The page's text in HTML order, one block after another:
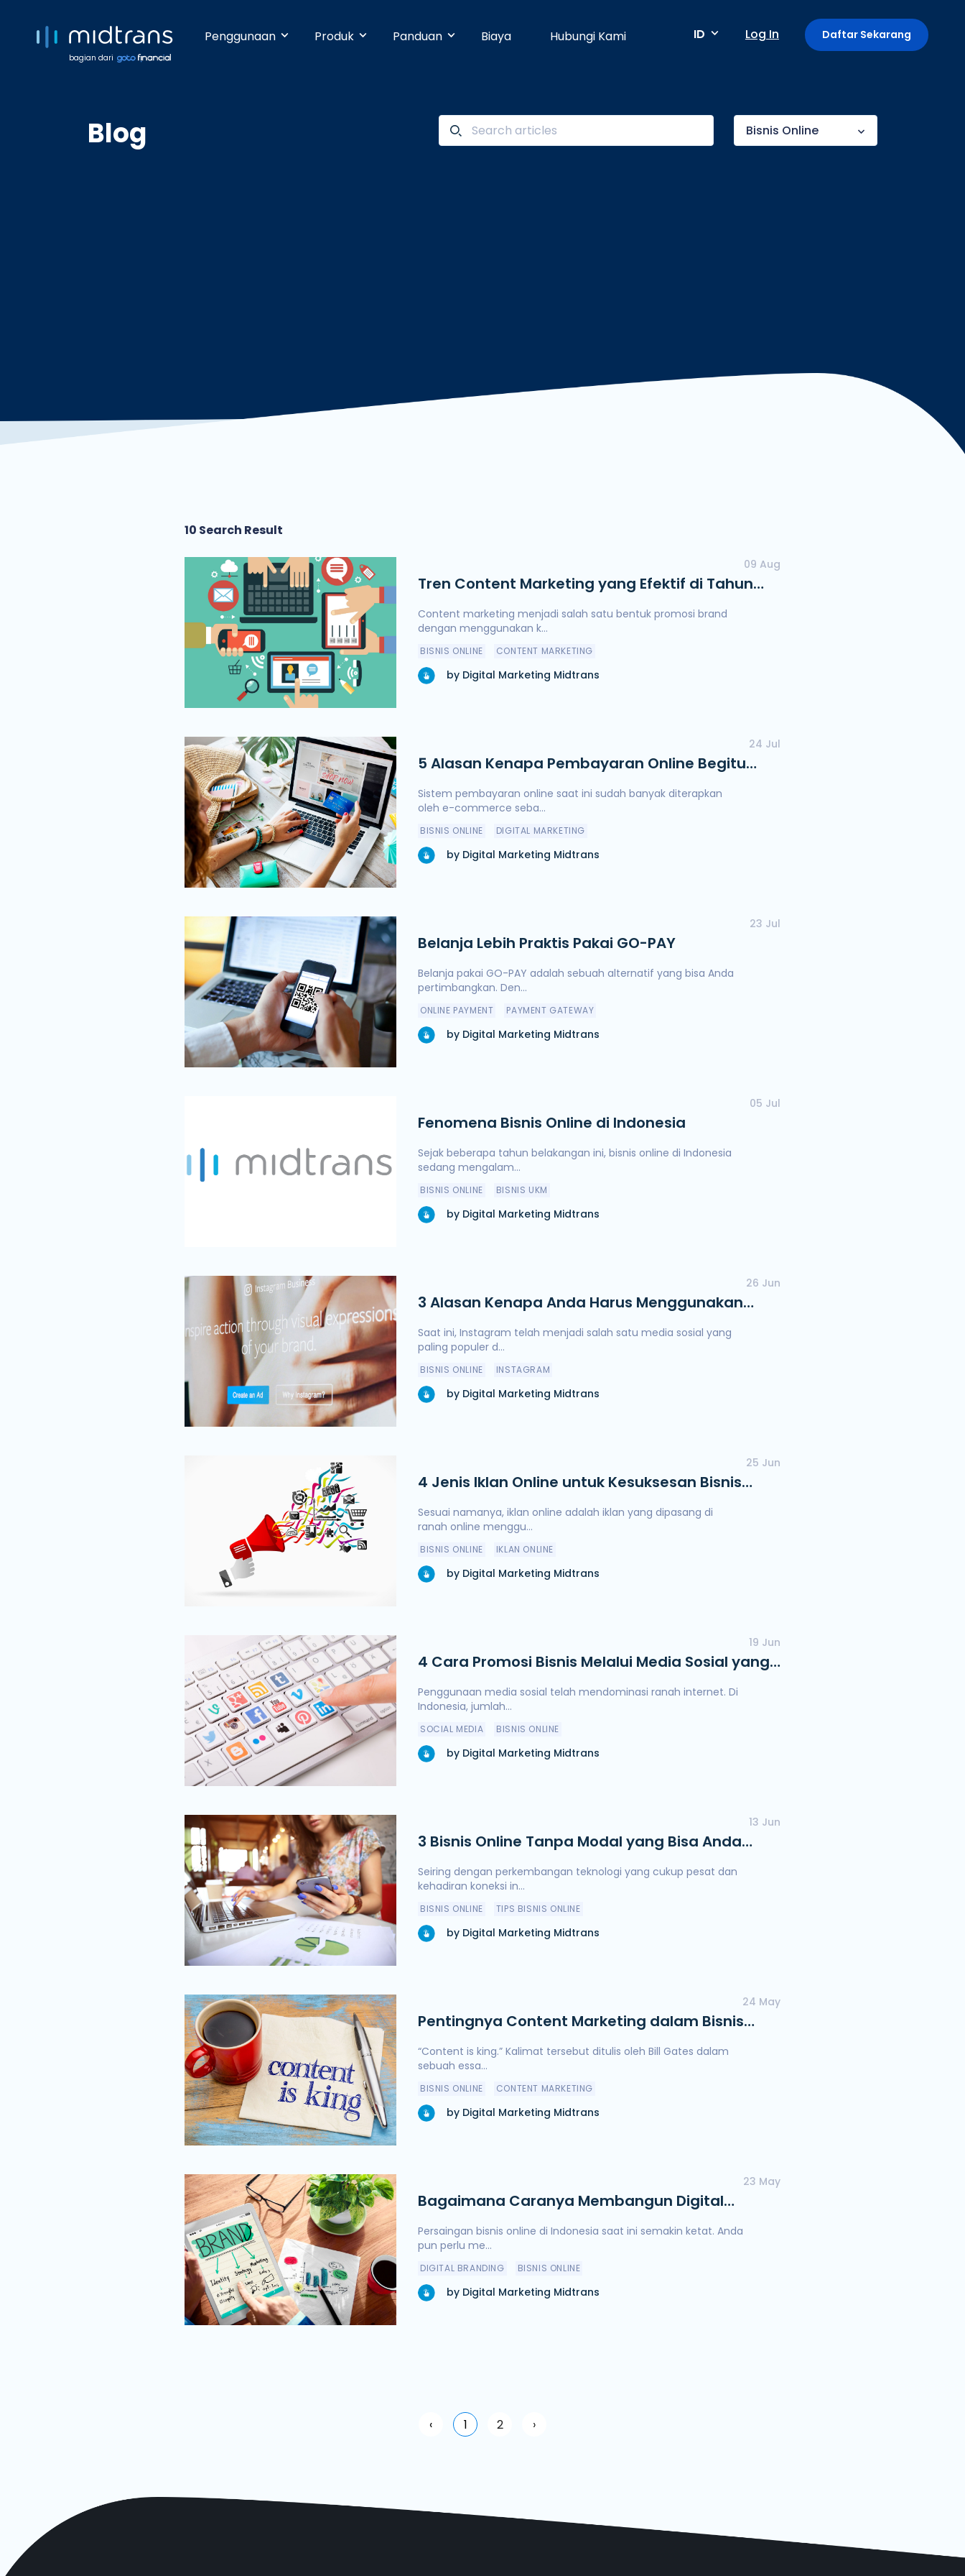
bagian dari
Penggunaan
Terima pembayaran hari ini juga, walaupun
Produk
Online Payment
Dengan 25 pilihan metode pembayaran,
Metode pembayaran
Panduan
Pusat Bantuan
Biaya Hubungi Kami ID Log In Daftar Sekarang
Blog Bisnis Online
10 Search Result
09 Aug
Tren Content Marketing yang Efektif di Tahun
2019
Content marketing menjadi salah satu bentuk promosi brand
dengan menggunakan k...
BISNIS ONLINE CONTENT MARKETING
by Digital Marketing Midtrans
24 Jul
5 Alasan Kenapa Pembayaran Online Begitu
Diminati Saat Ini
Sistem pembayaran online saat ini sudah banyak diterapkan
oleh e-commerce seba...
BISNIS ONLINE DIGITAL MARKETING
by Digital Marketing Midtrans
23 Jul
Belanja Lebih Praktis Pakai GO-PAY
Belanja pakai GO-PAY adalah sebuah alternatif yang bisa Anda
pertimbangkan. Den...
ONLINE PAYMENT PAYMENT GATEWAY
by Digital Marketing Midtrans
05 Jul
Fenomena Bisnis Online di Indonesia
Sejak beberapa tahun belakangan ini, bisnis online di Indonesia
sedang mengalam...
BISNIS ONLINE BISNIS UKM
by Digital Marketing Midtrans
26 Jun
3 Alasan Kenapa Anda Harus Menggunakan
Instagram Ads untuk Bisnis Online
Saat ini, Instagram telah menjadi salah satu media sosial yang
paling populer d...
BISNIS ONLINE INSTAGRAM
by Digital Marketing Midtrans
25 Jun
4 Jenis Iklan Online untuk Kesuksesan Bisnis
Anda
Sesuai namanya, iklan online adalah iklan yang dipasang di
ranah online menggu...
BISNIS ONLINE IKLAN ONLINE
by Digital Marketing Midtrans
19 Jun
4 Cara Promosi Bisnis Melalui Media Sosial yang
Tepat
Penggunaan media sosial telah mendominasi ranah internet. Di
Indonesia, jumlah...
SOCIAL MEDIA BISNIS ONLINE
by Digital Marketing Midtrans
13 Jun
3 Bisnis Online Tanpa Modal yang Bisa Anda
Coba
Seiring dengan perkembangan teknologi yang cukup pesat dan
kehadiran koneksi in...
BISNIS ONLINE TIPS BISNIS ONLINE
by Digital Marketing Midtrans
24 May
Pentingnya Content Marketing dalam Bisnis
Online
“Content is king.” Kalimat tersebut ditulis oleh Bill Gates dalam
sebuah essa...
BISNIS ONLINE CONTENT MARKETING
by Digital Marketing Midtrans
23 May
Bagaimana Caranya Membangun Digital
Branding yang Kuat?
Persaingan bisnis online di Indonesia saat ini semakin ketat. Anda
pun perlu me...
DIGITAL BRANDING BISNIS ONLINE
by Digital Marketing Midtrans
‹ 1 2 ›